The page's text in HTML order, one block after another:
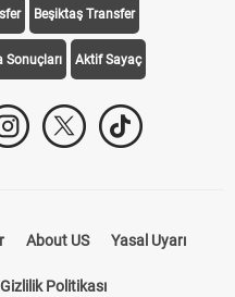
Beşiktaş Transfer
Sonuçları Aktif Sayaç